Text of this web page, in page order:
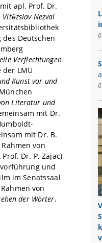
apl. Prof. Dr.
Vítězslav Nezval
Deutschen
Verflechtungen
LMU
Kunst vor und
Literatur und
mit Dr.
mit Dr. B.
von
Dr. P. Zajac)
und
im Senatssaal
von
der Wörter.